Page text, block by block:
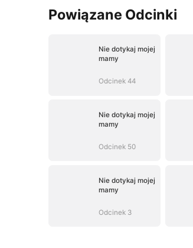
Powiązane Odcinki
Nie dotykaj mojej
mamy
Odcinek 44
Nie dotykaj mojej
mamy
Odcinek 50
Nie dotykaj mojej
mamy
Odcinek 3